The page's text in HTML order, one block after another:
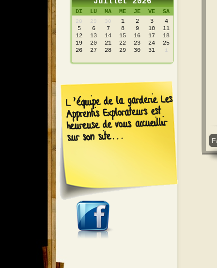
DI LU MA ME JE VE SA
28 29 30 1 2 3
4
5
6 7 8 9 10
11
12
13 14 15 16 17
18
19
20 21 22 23 24
25
26
27 28 29 30 31 1
L’équipe de la garderie Les
Apprentis Explorateurs est
heureuse de vous accueillir
sur son site...